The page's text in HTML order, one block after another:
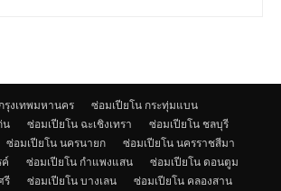
รุงเทพมหานคร
ซ่อมเปียโน กระทุ่มแบน
น
ซ่อมเปียโน ฉะเชิงเทรา
ซ่อมเปียโน ชลบุรี
ซ่อมเปียโน นครนายก
ซ่อมเปียโน นครราชสีมา
ซ่อมเปียโน กำแพงแสน
ซ่อมเปียโน ดอนตูม
รี
ซ่อมเปียโน บางเลน
ซ่อมเปียโน คลองสาน